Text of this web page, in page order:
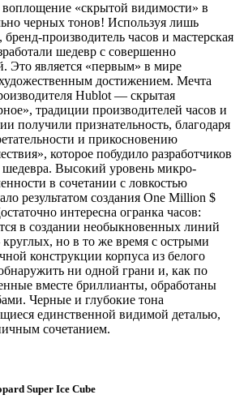
воплощение «скрытой видимости» в
черных тонов! Используя лишь
производитель часов и мастерская
шедевр с совершенно
Это является «первым» в мире
достижением. Мечта
Hublot — скрытая
традиции производителей часов и
получили признательность, благодаря
и прикосновению
которое побудило разработчиков
Высокий уровень микро-
в сочетании с ловкостью
результатом создания One Million $
интересна огранка часов:
в создании необыкновенных линий
но в то же время с острыми
конструкции корпуса из белого
ни одной грани и, как по
вместе бриллианты, обработаны
Черные и глубокие тона
единственной видимой деталью,
сочетанием.
Super Ice Cube